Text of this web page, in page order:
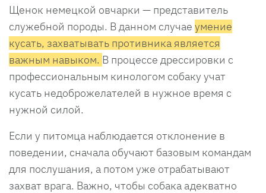
Щенок немецкой овчарки — представитель
служебной породы. В данном случае умение
кусать, захватывать противника является
важным навыком. В процессе дрессировки с
профессиональным кинологом собаку учат
кусать недоброжелателей в нужное время с
нужной силой.
Если у питомца наблюдается отклонение в
поведении, сначала обучают базовым командам
для послушания, а потом уже отрабатывают
захват врага. Важно, чтобы собака адекватно